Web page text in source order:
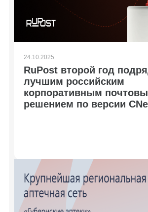
24.10.2025
RuPost второй год
лучшим российским
корпоративным
решением по версии